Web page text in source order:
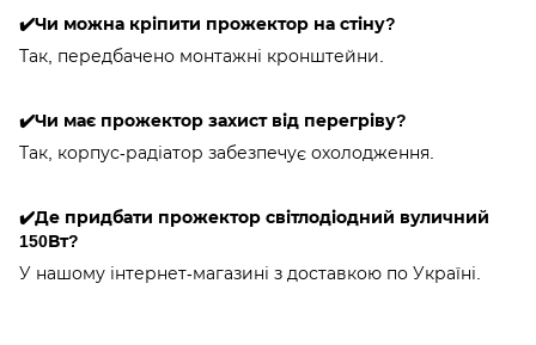
✔️Чи можна кріпити прожектор на стіну?
Так, передбачено монтажні кронштейни.
✔️Чи має прожектор захист від перегріву?
Так, корпус-радіатор забезпечує охолодження.
✔️Де придбати прожектор світлодіодний вуличний
150Вт?
У нашому інтернет-магазині з доставкою по Україні.